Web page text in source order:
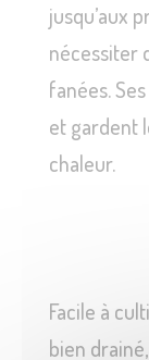
jusqu’aux
nécessiter
fanées.
et gardent
chaleur.
Facile à
bien